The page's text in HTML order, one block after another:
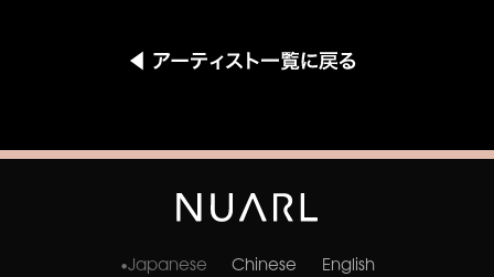
Japanese Chinese English